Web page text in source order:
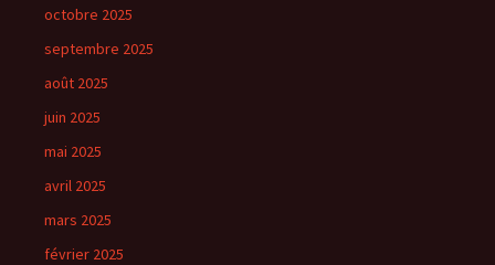
octobre 2025
septembre 2025
août 2025
juin 2025
mai 2025
avril 2025
mars 2025
février 2025